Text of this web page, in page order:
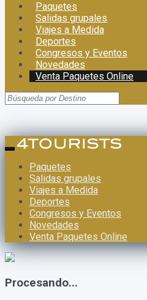
Paquetes
Salidas grupales
Viajes a Medida
Deportes
Congresos y Eventos
Novedades
Venta Paquetes Online
Paquetes
Salidas grupales
Viajes a Medida
Deportes
Congresos y Eventos
Novedades
Venta Paquetes Online
Procesando...